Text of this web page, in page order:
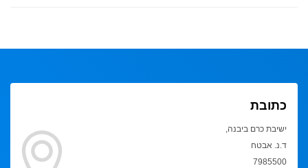
כתובת
ישיבת כרם ביבנה,
ד.נ. אבטח
7985500